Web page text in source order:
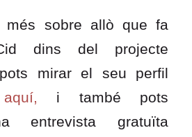
més sobre allò que fa
dins del projecte
mirar el seu perfil
aquí, i també pots
entrevista gratuïta